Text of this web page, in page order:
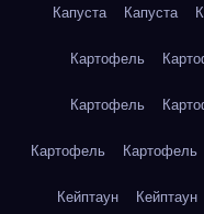
Капуста Капуста
Картофель
Картофель
Картофель Картофель
Кейптаун Кейптаун